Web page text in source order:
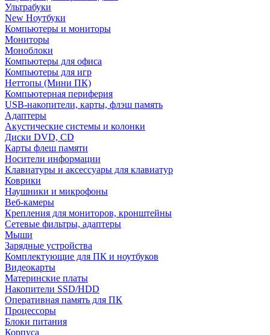
Ультрабуки
New Ноутбуки
Компьютеры и мониторы
Мониторы
Моноблоки
Компьютеры для офиса
Компьютеры для игр
Неттопы (Мини ПК)
Компьютерная периферия
USB-накопители, карты, флэш память
Адаптеры
Акустические системы и колонки
Диски DVD, CD
Карты флеш памяти
Носители информации
Клавиатуры и аксессуары для клавиатур
Коврики
Наушники и микрофоны
Веб-камеры
Крепления для мониторов, кронштейны
Сетевые фильтры, адаптеры
Мыши
Зарядные устройства
Комплектующие для ПК и ноутбуков
Видеокарты
Материнские платы
Накопители SSD/HDD
Оперативная память для ПК
Процессоры
Блоки питания
Корпуса